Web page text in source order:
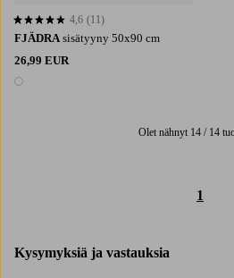
FJÄDRA sisätyyny 50x90 cm
26,99 EUR
1 väri
4,6 perustuen 11 arvosanaan
4,6 (11)
Olet nähnyt 14 / 14
1
Kysymyksiä ja vastauksia